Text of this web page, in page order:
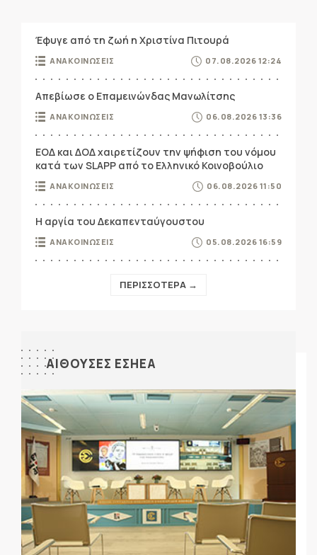
Έφυγε από τη ζωή η Χριστίνα Πιτουρά
ΑΝΑΚΟΙΝΩΣΕΙΣ 07.08.2026 12:24
Απεβίωσε ο Επαμεινώνδας Μανωλίτσης
ΑΝΑΚΟΙΝΩΣΕΙΣ 06.08.2026 13:36
ΕΟΔ και ΔΟΔ χαιρετίζουν την ψήφιση του νόμου
κατά των SLAPP από το Ελληνικό Κοινοβούλιο
ΑΝΑΚΟΙΝΩΣΕΙΣ 06.08.2026 11:50
Η αργία του Δεκαπενταύγουστου
ΑΝΑΚΟΙΝΩΣΕΙΣ 05.08.2026 16:59
ΠΕΡΙΣΣΟΤΕΡΑ →
ΑΙΘΟΥΣΕΣ ΕΣΗΕΑ